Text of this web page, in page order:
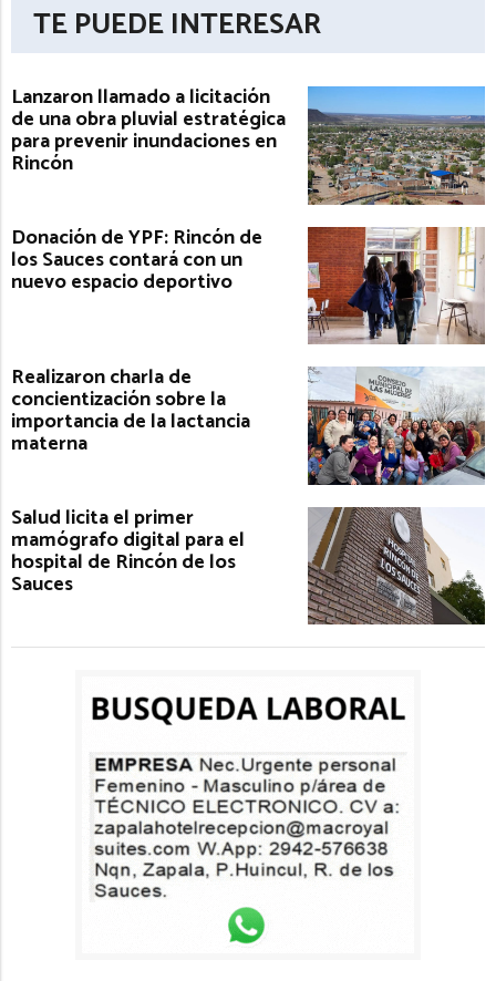
TE PUEDE INTERESAR
Lanzaron llamado a licitación
de una obra pluvial estratégica
para prevenir inundaciones en
Rincón
Donación de YPF: Rincón de
los Sauces contará con un
nuevo espacio deportivo
Realizaron charla de
concientización sobre la
importancia de la lactancia
materna
Salud licita el primer
mamógrafo digital para el
hospital de Rincón de los
Sauces